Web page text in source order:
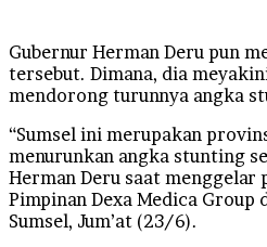
Gubernur Herman Deru pun
tersebut. Dimana, dia
mendorong turunnya angka
“Sumsel ini merupakan
menurunkan angka stunting
Herman Deru saat menggelar
Pimpinan Dexa Medica Group
Sumsel, Jum’at (23/6).